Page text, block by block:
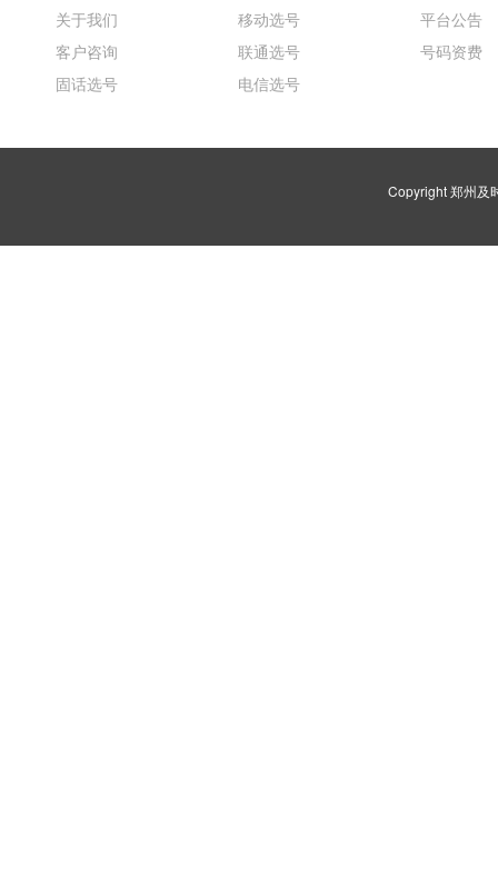
关于我们
客户咨询
固话选号
移动选号
联通选号
电信选号
平台公告
号码资费
Copyright 郑州及